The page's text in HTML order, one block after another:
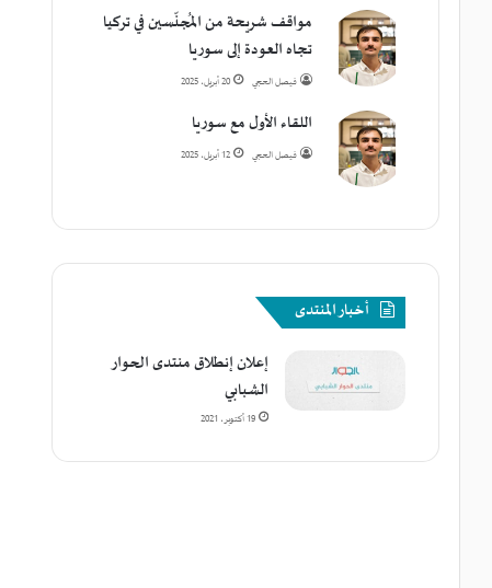
مواقف شريحة من المُجنّسين في تركيا
تجاه العودة إلى سوريا
فيصل الحجي 20 أبريل، 2025
اللقاء الأول مع سوريا
فيصل الحجي 12 أبريل، 2025
أخبار المنتدى
إعلان إنطلاق منتدى الحوار
الشبابي
19 أكتوبر، 2021